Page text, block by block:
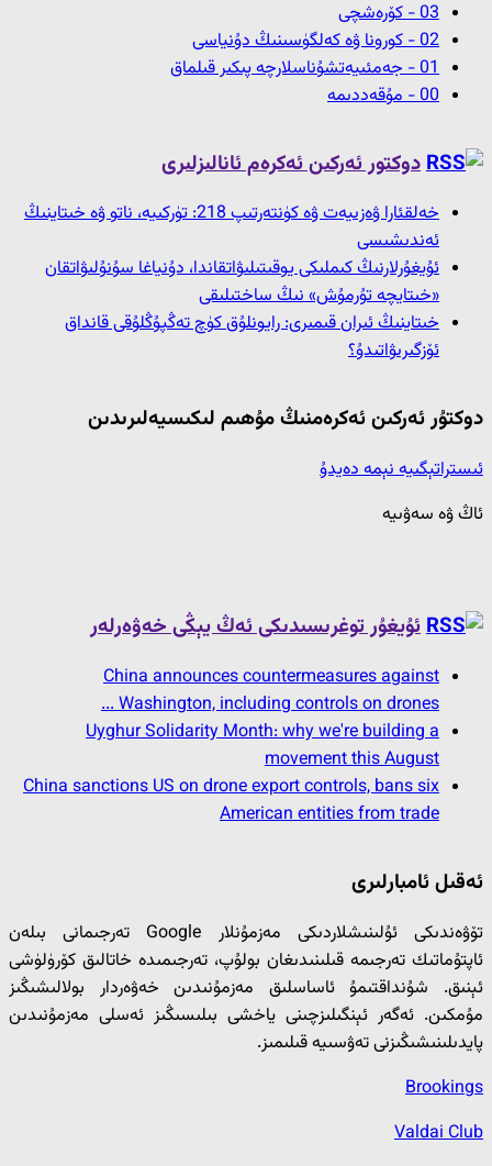
03 - كۆرەشچى
02 - كورونا ۋە كەلگۈسىنىڭ دۇنياسى
01 - جەمئىيەتشۇناسلارچە پىكىر قىلماق
00 - مۇقەددىمە
دوكتور ئەركىن ئەكرەم ئانالىزلىرى
خەلقئارا ۋەزىيەت ۋە كۈنتەرتىپ 218: تۈركىيە، ناتو ۋە خىتاينىڭ
ئەندىشىسى
ئۇيغۇرلارنىڭ كىملىكى يوقىتىلىۋاتقاندا، دۇنياغا سۇنۇلىۋاتقان
«خىتايچە تۇرمۇش» نىڭ ساختىلىقى
خىتاينىڭ ئىران قىمىرى: رايونلۇق كۈچ تەڭپۇڭلۇقى قانداق
ئۆزگىرىۋاتىدۇ؟
دوكتۇر ئەركىن ئەكرەمنىڭ مۇھىم لىكىسيەلىرىدىن
ئىستراتېگىيە نېمە دەيدۇ
ئاڭ ۋە سەۋىيە
ئۇيغۇر توغرىسىدىكى ئەڭ يېڭى خەۋەرلەر
China announces countermeasures against
Washington, including controls on drones ...
Uyghur Solidarity Month: why we're building a
movement this August
China sanctions US on drone export controls, bans six
American entities from trade
ئەقىل ئامبارلىرى
تۆۋەندىكى ئۇلىنىشلاردىكى مەزمۇنلار Google تەرجىمانى بىلەن
ئاپتۇماتىك تەرجىمە قىلىنىدىغان بولۇپ، تەرجىمىدە خاتالىق كۆرۈلۈشى
ئېنىق. شۇنداقتىمۇ ئاساسلىق مەزمۇنىدىن خەۋەردار بولالىشىڭىز
مۇمكىن. ئەگەر ئېنگىلىزچىنى ياخشى بىلىسىڭىز ئەسلى مەزمۇنىدىن
پايدىلىنىشىڭىزنى تەۋسىيە قىلىمىز.
Brookings
Valdai Club